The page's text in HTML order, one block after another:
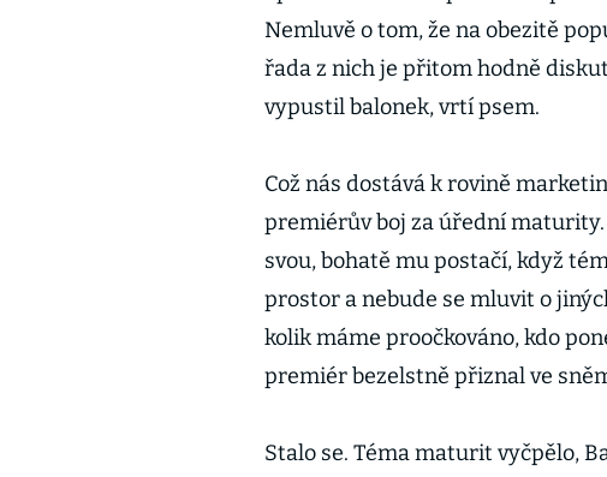
Nemluvě o tom, že na obezitě
řada z nich je přitom hodně
vypustil balonek, vrtí psem.
Což nás dostává k rovině
premiérův boj za úřední
svou, bohatě mu postačí, když
prostor a nebude se mluvit o
kolik máme proočkováno, kdo
premiér bezelstně přiznal ve
Stalo se. Téma maturit vyčpělo,